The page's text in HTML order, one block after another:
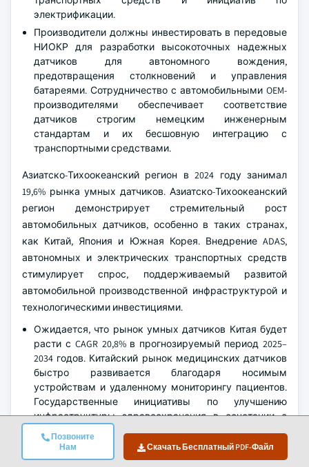
Позвоните
Нам
Скачать Бесплатный PDF-Файл
электрификации.
Производители должны инвестировать в передовые
НИОКР для разработки высокоточных надежных
датчиков для автономного вождения,
предотвращения столкновений и управления
батареями. Сотрудничество с автомобильными OEM-
производителями обеспечивает соответствие
датчиков строгим немецким инженерным
стандартам и их бесшовную интеграцию с
транспортными средствами.
Азиатско-Тихоокеанский регион в 2024 году занимал
19,6% рынка умных датчиков. Азиатско-Тихоокеанский
регион демонстрирует стремительный рост
автомобильных датчиков, особенно в таких странах,
как Китай, Япония и Южная Корея. Внедрение ADAS,
автономных и электрических транспортных средств
стимулирует спрос, поддерживаемый развитой
автомобильной производственной инфраструктурой и
технологическими инвестициями.
Ожидается, что рынок умных датчиков Китая будет
расти с CAGR 20,8% в прогнозируемый период 2025–
2034 годов. Китайский рынок медицинских датчиков
быстро развивается благодаря носимым
устройствам и удаленному мониторингу пациентов.
Государственные инициативы по улучшению
инфраструктуры здравоохранения в сочетании с
высокой распространенностью смартфонов
ускоряют внедрение подключенных медицинских
датчиков.